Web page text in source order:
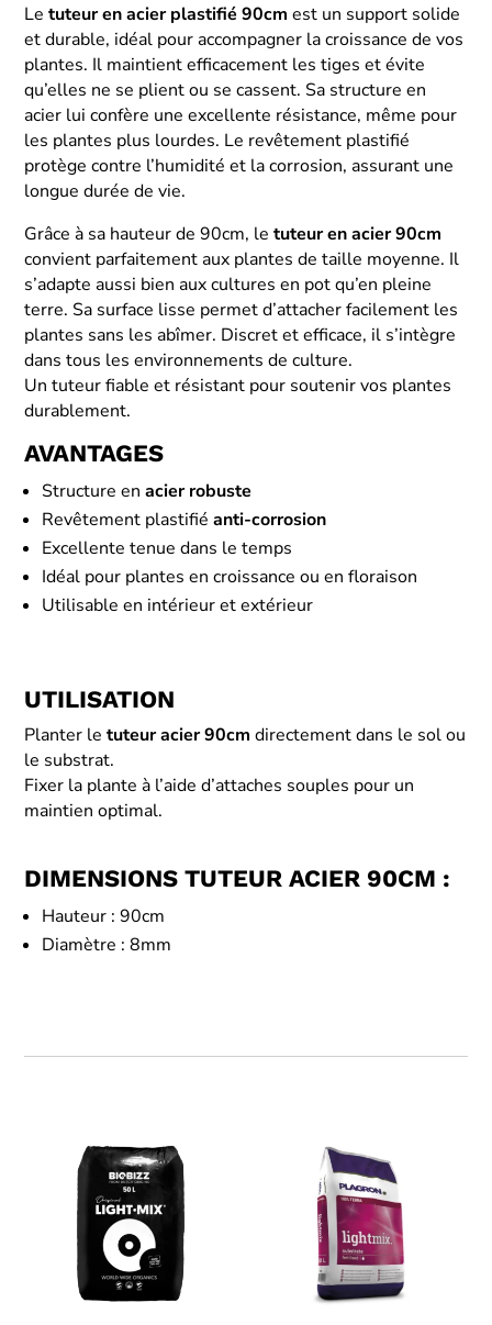
Letuteur en acier plastifié 90cm est un support solide
et durable, idéal pour accompagner la croissance de vos
plantes. Il maintient efficacement les tiges et évite
qu’elles ne se plient ou se cassent. Sa structure en
acier lui confère une excellente résistance, même pour
les plantes plus lourdes. Le revêtement plastifié
protège contre l’humidité et la corrosion, assurant une
longue durée de vie.
Grâce à sa hauteur de 90cm, letuteur en acier 90cm
convient parfaitement aux plantes de taille moyenne. Il
s’adapte aussi bien aux cultures en pot qu’en pleine
terre. Sa surface lisse permet d’attacher facilement les
plantes sans les abîmer. Discret et efficace, il s’intègre
dans tous les environnements de culture.
Un tuteur fiable et résistant pour soutenir vos plantes
durablement.
AVANTAGES
Structure enacier robuste
Revêtement plastifiéanti-corrosion
Excellente tenue dans le temps
Idéal pour plantes en croissance ou en floraison
Utilisable en intérieur et extérieur
UTILISATION
Planter letuteur acier 90cm directement dans le sol ou
le substrat.
Fixer la plante à l’aide d’attaches souples pour un
maintien optimal.
DIMENSIONS TUTEUR ACIER 90CM :
Hauteur : 90cm
Diamètre : 8mm